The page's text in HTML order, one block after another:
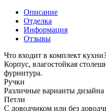
Описание
Отделка
Информация
Отзывы
Что входит в комплект
Корпус, влагостойкая
фурнитура.
Ручки
Различные варианты
Петли
С доводчиком или без